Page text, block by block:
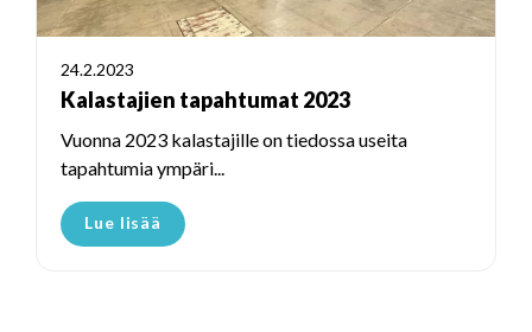
24.2.2023
Kalastajien tapahtumat 2023
Vuonna 2023 kalastajille on tiedossa useita
tapahtumia ympäri...
Lue lisää